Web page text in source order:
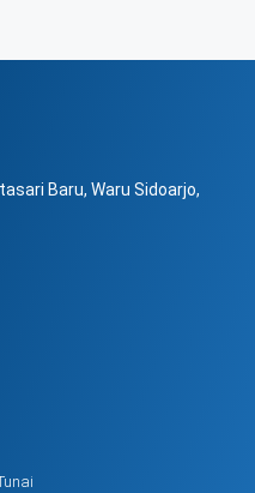
Baru, Waru Sidoarjo,